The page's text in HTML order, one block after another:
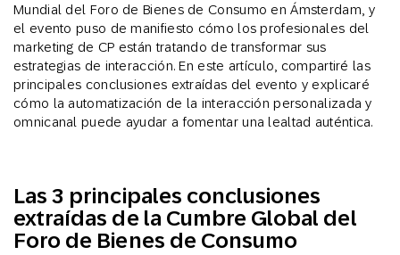
Mundial del Foro de Bienes de Consumo en Ámsterdam, y
el evento puso de manifiesto cómo los profesionales del
marketing de CP están tratando de transformar sus
estrategias de interacción. En este artículo, compartiré las
principales conclusiones extraídas del evento y explicaré
cómo la automatización de la interacción personalizada y
omnicanal puede ayudar a fomentar una lealtad auténtica.
Las 3 principales conclusiones
extraídas de la Cumbre Global del
Foro de Bienes de Consumo